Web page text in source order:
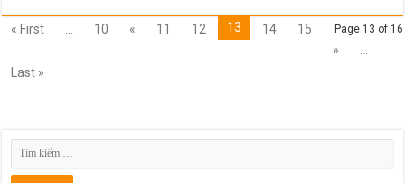
Page 13 of 16
« First 10 « 11 12 13 14
15
»
Last »